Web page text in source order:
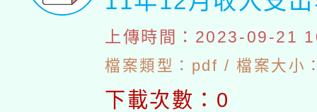
上傳時間：2023-09-21
檔案類型：pdf / 檔案大小
下載次數：0